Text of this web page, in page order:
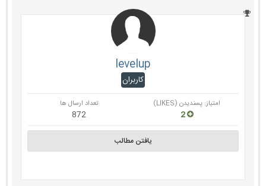
levelup
کاربران
امتیاز: پسندیدن (LIKES)
2
تعداد ارسال ها
872
یافتن مطالب